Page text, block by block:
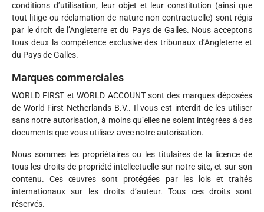
conditions d’utilisation, leur objet et leur constitution (ainsi que
tout litige ou réclamation de nature non contractuelle) sont régis
par le droit de l’Angleterre et du Pays de Galles. Nous acceptons
tous deux la compétence exclusive des tribunaux d’Angleterre et
du Pays de Galles.
Marques commerciales
WORLD FIRST et WORLD ACCOUNT sont des marques déposées
de World First Netherlands B.V.. Il vous est interdit de les utiliser
sans notre autorisation, à moins qu’elles ne soient intégrées à des
documents que vous utilisez avec notre autorisation.
Nous sommes les propriétaires ou les titulaires de la licence de
tous les droits de propriété intellectuelle sur notre site, et sur son
contenu. Ces œuvres sont protégées par les lois et traités
internationaux sur les droits d’auteur. Tous ces droits sont
réservés.